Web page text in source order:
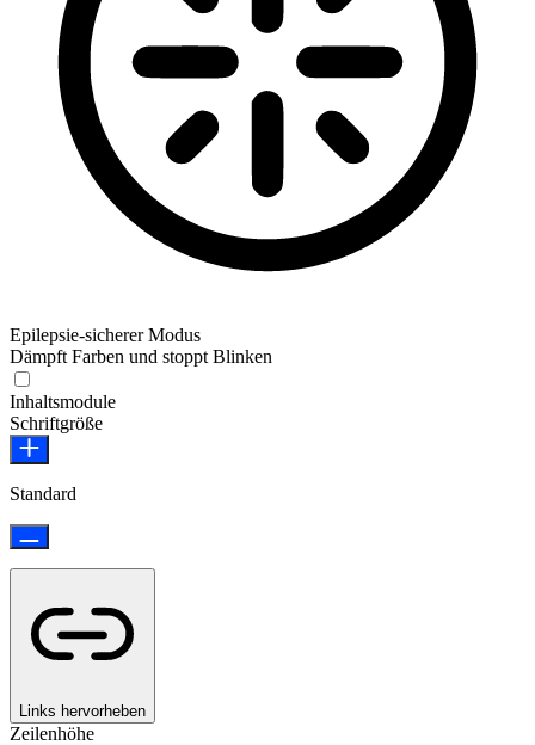
Epilepsie-sicherer Modus
Dämpft Farben und stoppt Blinken
Inhaltsmodule
Schriftgröße
Standard
Links hervorheben
Zeilenhöhe